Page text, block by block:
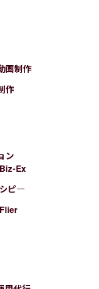
画制作
作
ン
Ex
ピ―